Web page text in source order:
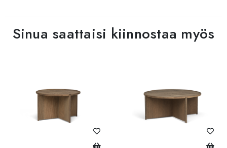
Sinua saattaisi kiinnostaa myös